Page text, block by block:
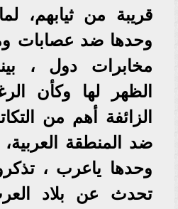
قريبة من ثيابهم،
وحدها ضد عصابات
مخابرات دول ،
الظهر لها وكأن
الزائفة أهم من
ضد المنطقة
وحدها ياعرب ،
تحدث عن بلاد